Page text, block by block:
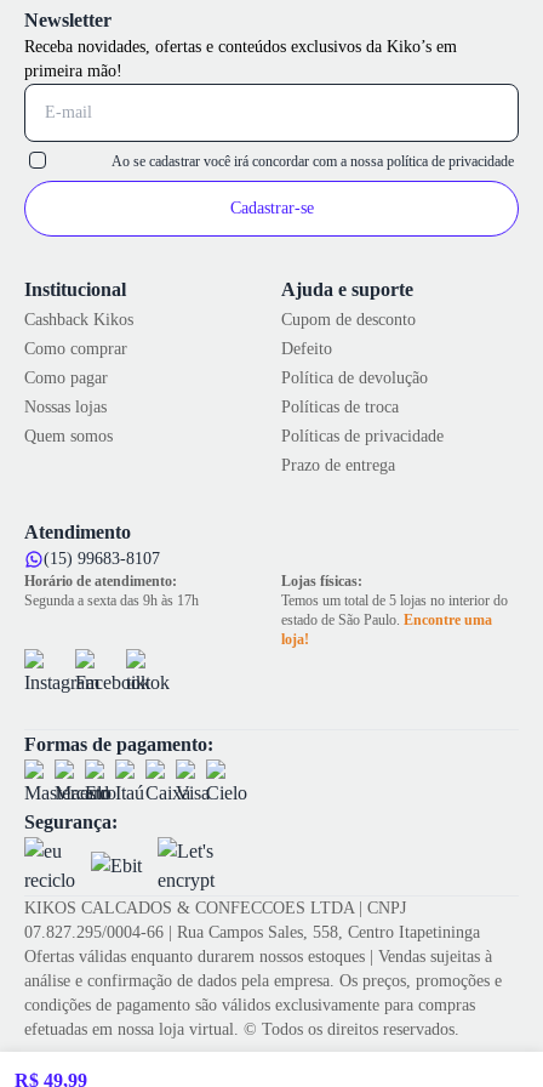
R$ 49,99
Institucional
Cashback Kikos
Como comprar
Como pagar
Nossas lojas
Quem somos
Ajuda e suporte
Cupom de desconto
Defeito
Política de devolução
Políticas de troca
Políticas de privacidade
Prazo de entrega
Atendimento
(15) 99683-8107
Horário de atendimento:
Segunda a sexta das 9h às 17h
Lojas físicas:
Temos um total de 5 lojas no interior do
estado de São Paulo. Encontre uma
loja!
Newsletter
Receba novidades, ofertas e conteúdos exclusivos da Kiko’s em
primeira mão!
Ao se cadastrar você irá concordar com a nossa política de privacidade
Cadastrar-se
Formas de pagamento:
Segurança:
KIKOS CALCADOS & CONFECCOES LTDA | CNPJ
07.827.295/0004-66 | Rua Campos Sales, 558, Centro Itapetininga
Ofertas válidas enquanto durarem nossos estoques | Vendas sujeitas à
análise e confirmação de dados pela empresa. Os preços, promoções e
condições de pagamento são válidos exclusivamente para compras
efetuadas em nossa loja virtual. © Todos os direitos reservados.